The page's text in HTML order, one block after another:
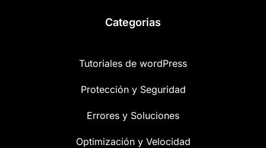
Categorias
Tutoriales de wordPress
Protección y Seguridad
Errores y Soluciones
Optimización y Velocidad